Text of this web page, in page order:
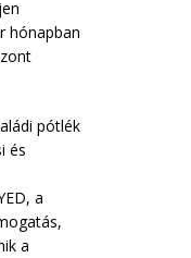
hónapban
pótlék
és
a
a